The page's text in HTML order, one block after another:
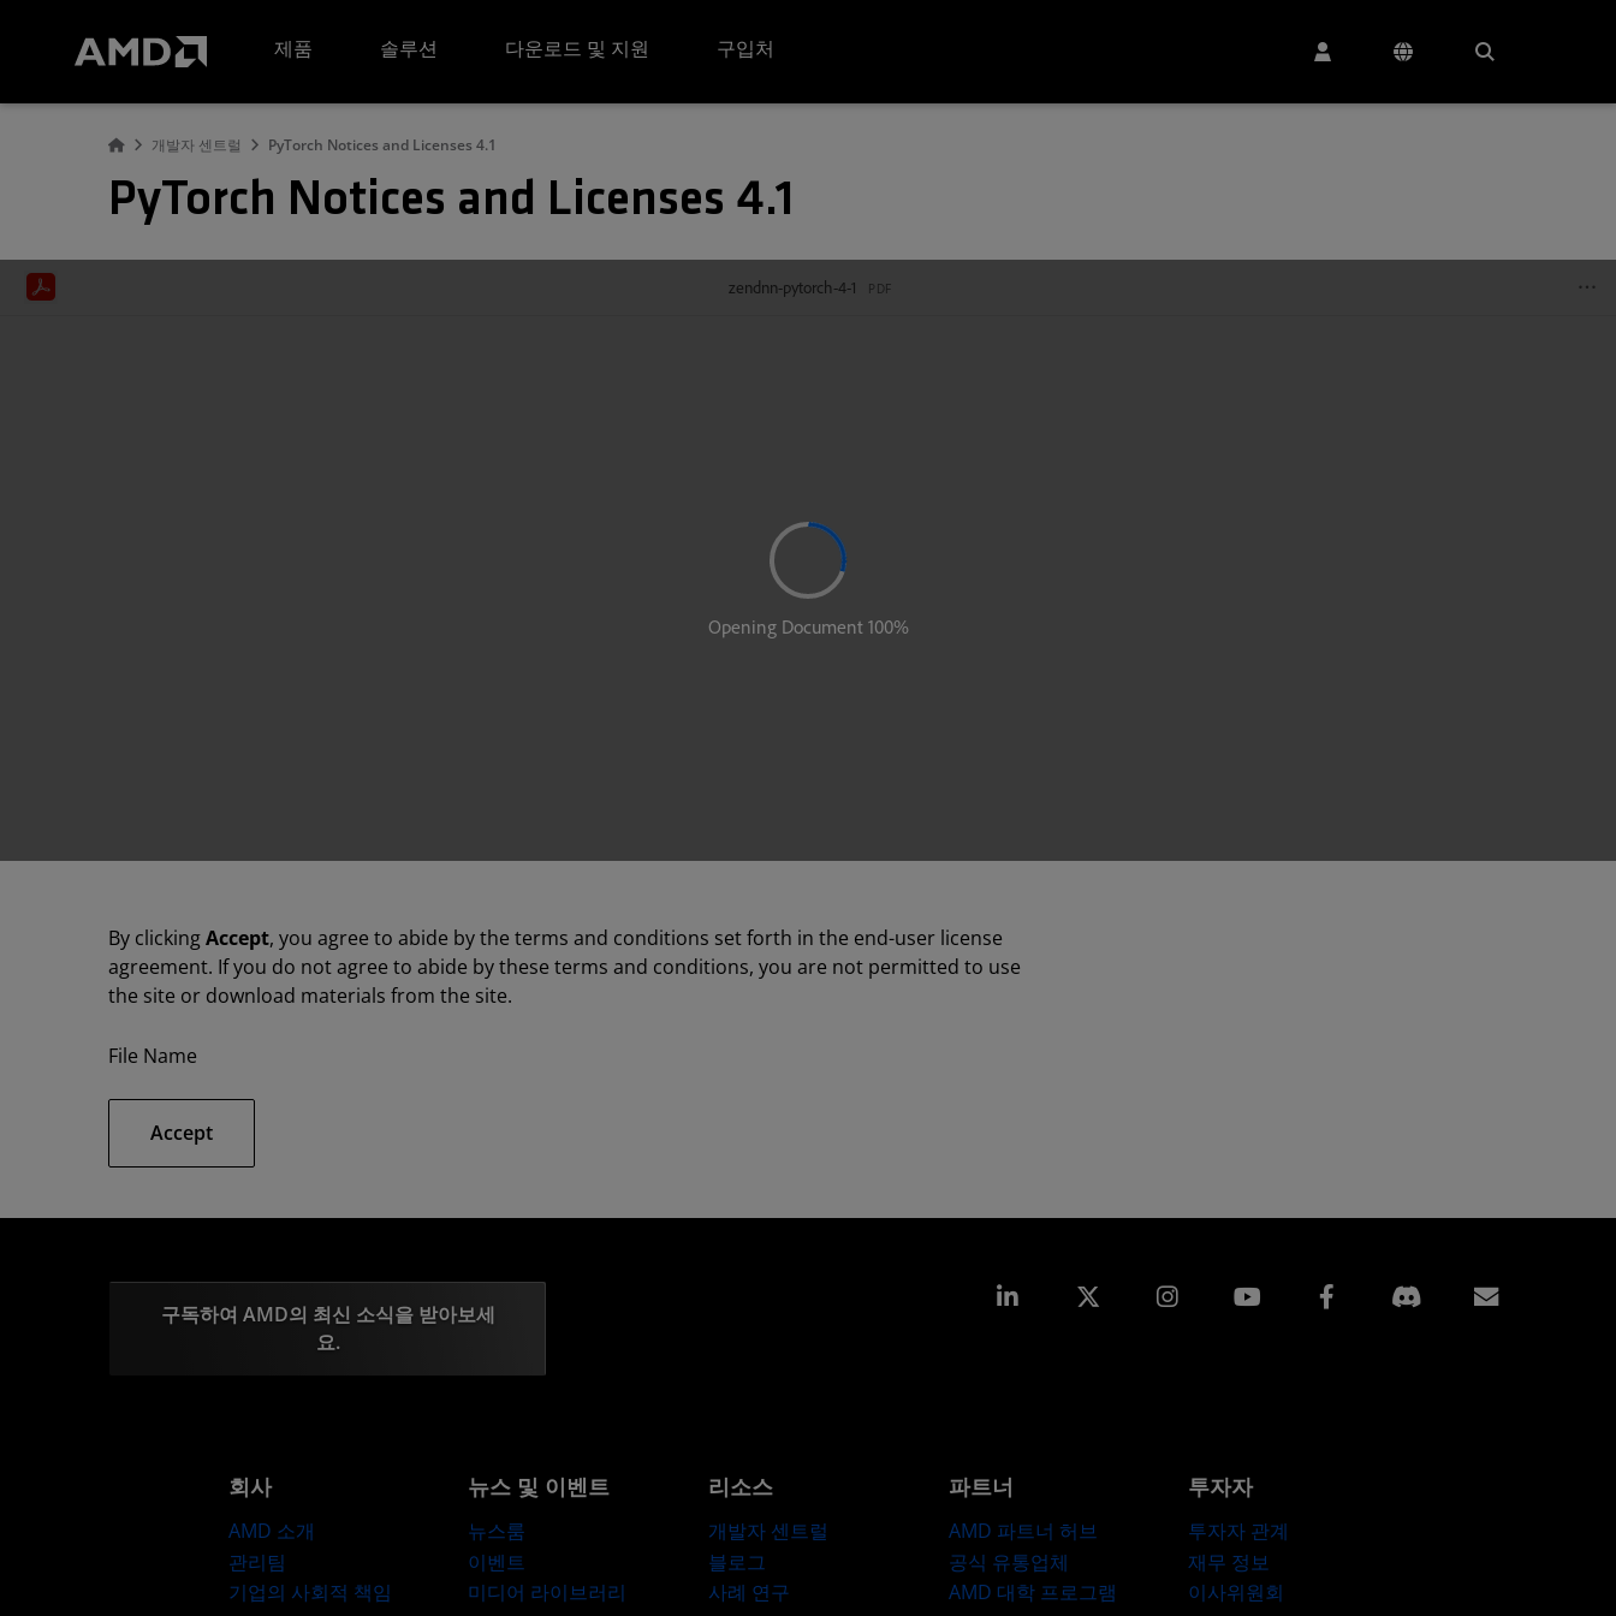
제품
솔루션 다운로드 및 지원 구입처
개발자 센트럴 PyTorch Notices and Licenses 4.1
PyTorch Notices and Licenses 4.1
By clickingAccept, you agree to abide by the terms and conditions set forth in the end-user license
agreement. If you do not agree to abide by these terms and conditions, you are not permitted to use
the site or download materials from the site.
File Name
Accept
구독하여 AMD의 최신 소식을 받아보세
요.
Linkedin Instagram Facebook
회사
AMD 소개
관리팀
기업의 사회적 책임
뉴스 및 이벤트
뉴스룸
이벤트
미디어 라이브러리
리소스
개발자 센트럴
블로그
사례 연구
파트너
AMD 파트너 허브
공식 유통업체
AMD 대학 프로그램
투자자
투자자 관계
재무 정보
이사위원회